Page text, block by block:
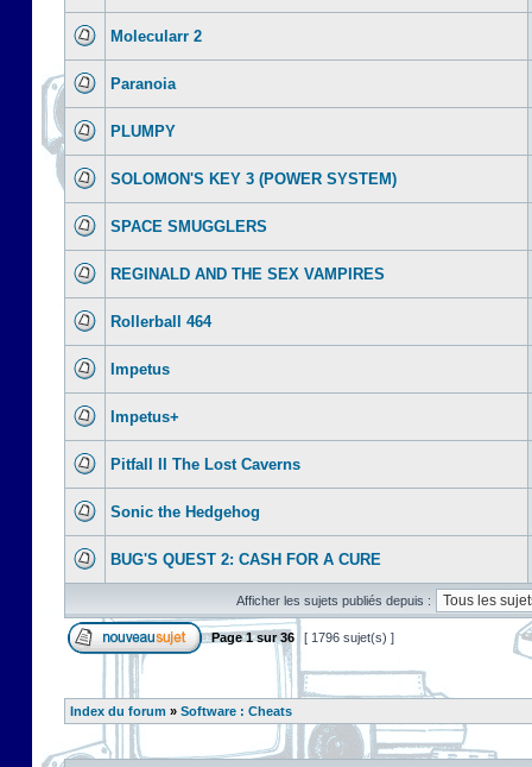
Molecularr 2
Paranoia
PLUMPY
SOLOMON'S KEY 3 (POWER SYSTEM)
SPACE SMUGGLERS
REGINALD AND THE SEX VAMPIRES
Rollerball 464
Impetus
Impetus+
Pitfall II The Lost Caverns
Sonic the Hedgehog
BUG'S QUEST 2: CASH FOR A CURE
Afficher les sujets publiés depuis :
Page1sur36 [ 1796 sujet(s) ]
Index du forum » Software : Cheats